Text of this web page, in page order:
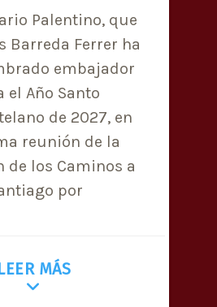
Palentino, que
Barreda Ferrer ha
embajador
el Año Santo
de 2027, en
reunión de la
de los Caminos a
por
MÁS